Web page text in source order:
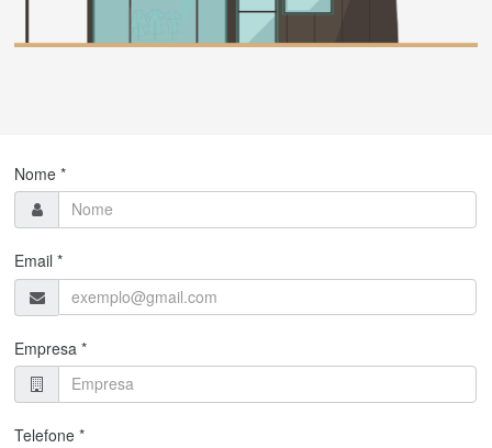
Nome *
Email *
Empresa *
Telefone *